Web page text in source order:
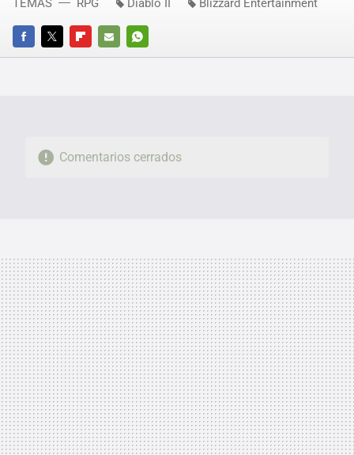
FACEBOOKTWITTERFLIPBOARD
E-
WHATSAPP
TEMAS RPG Diablo II Blizzard Entertainment
Comentarios cerrados